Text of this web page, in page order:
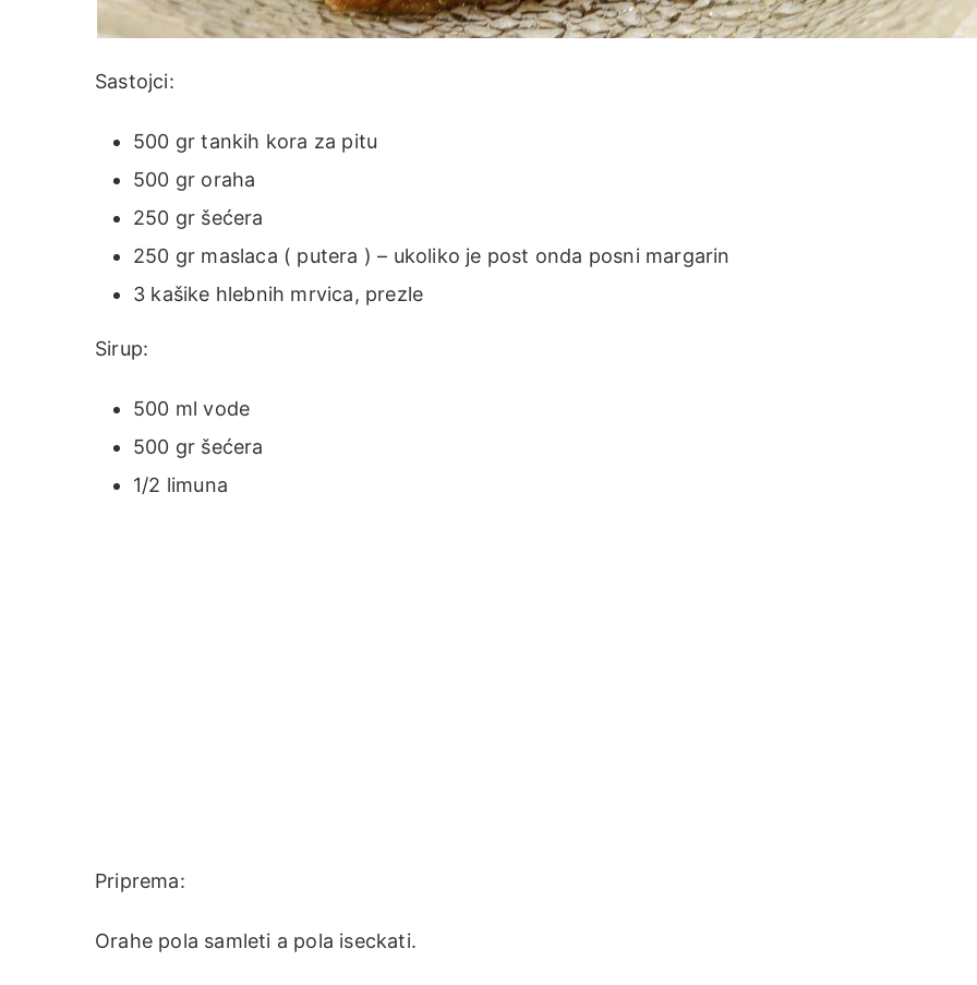
Sastojci:
500 gr tankih kora za pitu
500 gr oraha
250 gr šećera
250 gr maslaca ( putera ) – ukoliko je post onda posni margarin
3 kašike hlebnih mrvica, prezle
Sirup:
500 ml vode
500 gr šećera
1/2 limuna
Priprema:
Orahe pola samleti a pola iseckati.